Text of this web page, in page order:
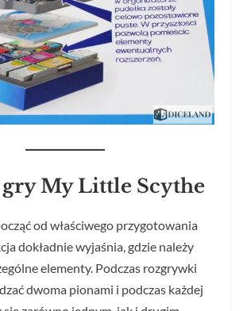
gry My Little Scythe
od właściwego przygotowania
dokładnie wyjaśnia, gdzie należy
elementy. Podczas rozgrywki
dwoma pionami i podczas każdej